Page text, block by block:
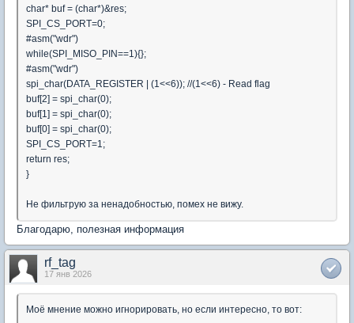
char* buf = (char*)&res;
SPI_CS_PORT=0;
#asm("wdr")
while(SPI_MISO_PIN==1){};
#asm("wdr")
spi_char(DATA_REGISTER | (1<<6)); //(1<<6) - Read flag
buf[2] = spi_char(0);
buf[1] = spi_char(0);
buf[0] = spi_char(0);
SPI_CS_PORT=1;
return res;
}
Не фильтрую за ненадобностью, помех не вижу.
Благодарю, полезная информация
rf_tag
17 янв 2026
Моё мнение можно игнорировать, но если интересно, то вот: